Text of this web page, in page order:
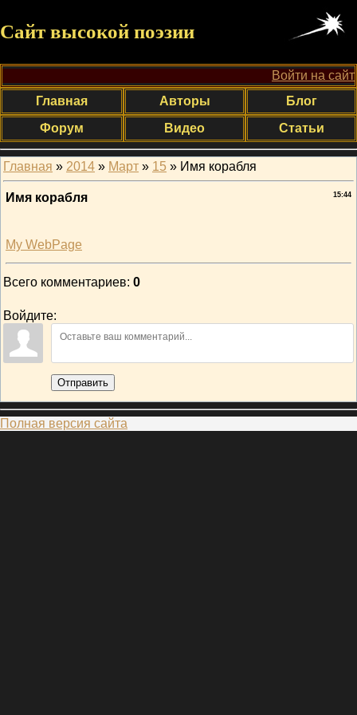
Сайт высокой поэзии
Войти на сайт
Главная
Авторы
Блог
Форум
Видео Статьи
Главная » 2014 » Март » 15 » Имя корабля
15:44
Имя корабля
My WebPage
Всего комментариев: 0
Войдите:
Отправить
Полная версия сайта